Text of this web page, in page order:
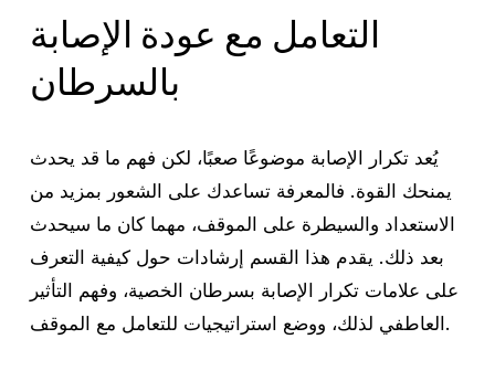
التعامل مع عودة الإصابة
بالسرطان
يُعد تكرار الإصابة موضوعًا صعبًا، لكن فهم ما قد يحدث
يمنحك القوة. فالمعرفة تساعدك على الشعور بمزيد من
الاستعداد والسيطرة على الموقف، مهما كان ما سيحدث
بعد ذلك. يقدم هذا القسم إرشادات حول كيفية التعرف
على علامات تكرار الإصابة بسرطان الخصية، وفهم التأثير
العاطفي لذلك، ووضع استراتيجيات للتعامل مع الموقف.